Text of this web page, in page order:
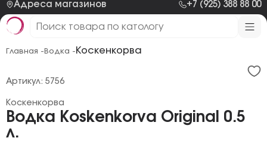
Адреса магазинов +7 (925) 388 88 00
Главная - Водка - Коскенкорва
Водка Koskenkorva Original 0.5
л.
Коскенкорва
Артикул: 5756